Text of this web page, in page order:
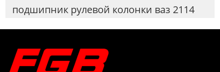
подшипник рулевой колонки ваз 2114